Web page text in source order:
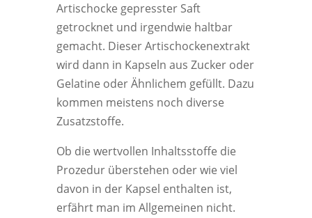
Artischocke gepresster Saft
getrocknet und irgendwie haltbar
gemacht. Dieser Artischockenextrakt
wird dann in Kapseln aus Zucker oder
Gelatine oder Ähnlichem gefüllt. Dazu
kommen meistens noch diverse
Zusatzstoffe.
Ob die wertvollen Inhaltsstoffe die
Prozedur überstehen oder wie viel
davon in der Kapsel enthalten ist,
erfährt man im Allgemeinen nicht.